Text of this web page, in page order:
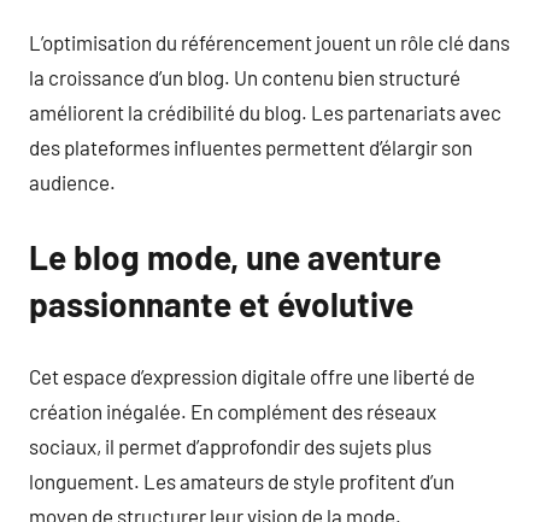
L’optimisation du référencement jouent un rôle clé dans
la croissance d’un blog. Un contenu bien structuré
améliorent la crédibilité du blog. Les partenariats avec
des plateformes influentes permettent d’élargir son
audience.
Le blog mode, une aventure
passionnante et évolutive
Cet espace d’expression digitale offre une liberté de
création inégalée. En complément des réseaux
sociaux, il permet d’approfondir des sujets plus
longuement. Les amateurs de style profitent d’un
moyen de structurer leur vision de la mode.